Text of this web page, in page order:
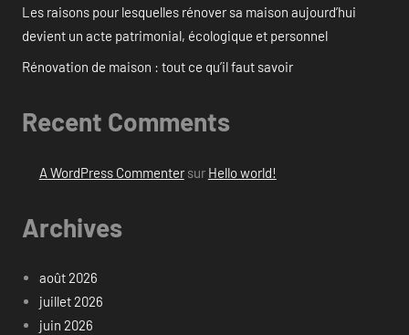
Les raisons pour lesquelles rénover sa maison aujourd’hui
devient un acte patrimonial, écologique et personnel
Rénovation de maison : tout ce qu’il faut savoir
Recent Comments
A WordPress Commentersur Hello world!
Archives
août 2026
juillet 2026
juin 2026